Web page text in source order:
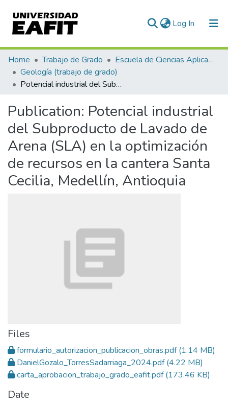
Log In (current)
Communities & Collections
All of DSpace
Home Trabajo de Grado
Escuela de Ciencias Aplicadas e Ingeniería
Geología (trabajo de grado)
Potencial industrial del Subproducto de Lavado de Arena (SLA) en la optimización de recursos en la cantera Santa Cecilia, Medellín, Antioquia
Publication: Potencial industrial
del Subproducto de Lavado de
Arena (SLA) en la optimización
de recursos en la cantera Santa
Cecilia, Medellín, Antioquia
Files
formulario_autorizacion_publicacion_obras.pdf(1.14 MB)
DanielGozalo_TorresSadarriaga_2024.pdf(4.22 MB)
carta_aprobacion_trabajo_grado_eafit.pdf(173.46 KB)
Date